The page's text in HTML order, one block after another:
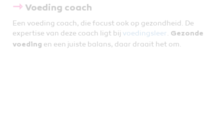
⇾ Voeding coach
Een voeding coach, die focust ook op gezondheid. De
expertise van deze coach ligt bij voedingsleer. Gezonde
voeding en een juiste balans, daar draait het om.